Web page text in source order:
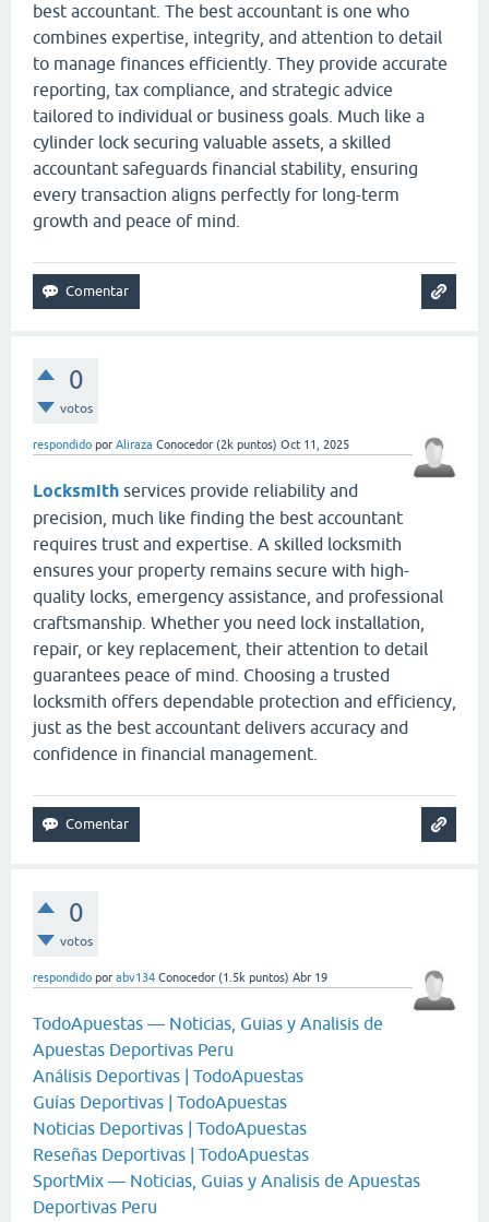
best accountant. The best accountant is one who
combines expertise, integrity, and attention to detail
to manage finances efficiently. They provide accurate
reporting, tax compliance, and strategic advice
tailored to individual or business goals. Much like a
cylinder lock securing valuable assets, a skilled
accountant safeguards financial stability, ensuring
every transaction aligns perfectly for long-term
growth and peace of mind.
0
votos
respondido por Aliraza Conocedor (2k puntos) Oct 11, 2025
Locksmith services provide reliability and
precision, much like finding the best accountant
requires trust and expertise. A skilled locksmith
ensures your property remains secure with high-
quality locks, emergency assistance, and professional
craftsmanship. Whether you need lock installation,
repair, or key replacement, their attention to detail
guarantees peace of mind. Choosing a trusted
locksmith offers dependable protection and efficiency,
just as the best accountant delivers accuracy and
confidence in financial management.
0
votos
respondido por abv134 Conocedor (1.5k puntos) Abr 19
TodoApuestas — Noticias, Guias y Analisis de
Apuestas Deportivas Peru
Análisis Deportivas | TodoApuestas
Guías Deportivas | TodoApuestas
Noticias Deportivas | TodoApuestas
Reseñas Deportivas | TodoApuestas
SportMix — Noticias, Guias y Analisis de Apuestas
Deportivas Peru